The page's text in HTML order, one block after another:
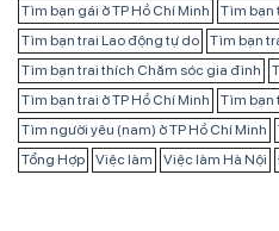
Tìm bạn gái ở TP Hồ Chí Minh
Tìm bạn
Tìm bạn trai Lao động tự do
Tìm bạn
Tìm bạn trai thích Chăm sóc gia đình
Tìm bạn trai ở TP Hồ Chí Minh
Tìm bạn
Tìm người yêu (nam) ở TP Hồ Chí Minh
Tổng Hợp
Việc làm Việc làm Hà Nội